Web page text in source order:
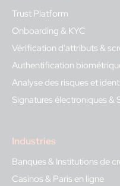
Trust Platform
Onboarding & KYC
Vérification d'attributs &
Authentification
Analyse des risques et
Signatures électroniques &
Industries
Banques & Institutions de
Casinos & Paris en ligne